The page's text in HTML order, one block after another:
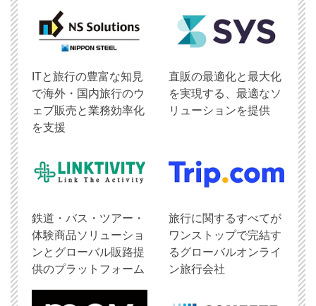
ITと旅行の豊富な知見
で海外・国内旅行のウ
ェブ販売と業務効率化
を支援
直販の最適化と最大化
を実現する、最適なソ
リューションを提供
鉄道・バス・ツアー・
体験商品ソリューショ
ンとグローバル販路提
供のプラットフォーム
旅行に関するすべてが
ワンストップで完結す
るグローバルオンライ
ン旅行会社